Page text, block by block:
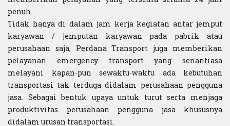
penuh.
Tidak hanya di dalam jam kerja kegiatan antar jemput
karyawan / jemputan karyawan pada pabrik atau
perusahaan saja, Perdana Transport juga memberikan
pelayanan emergency transport yang senantiasa
melayani kapan-pun sewaktu-waktu ada kebutuhan
transportasi tak terduga didalam perusahaan pengguna
jasa. Sebagai bentuk upaya untuk turut serta menjaga
produktivitas perusahaan pengguna jasa khususnya
didalam urusan transportasi.